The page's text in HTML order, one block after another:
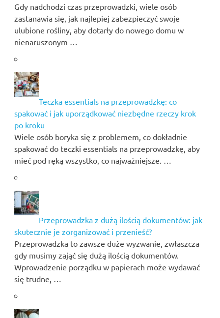
Gdy nadchodzi czas przeprowadzki, wiele osób
zastanawia się, jak najlepiej zabezpieczyć swoje
ulubione rośliny, aby dotarły do nowego domu w
nienaruszonym …
Teczka essentials na przeprowadzkę: co
spakować i jak uporządkować niezbędne rzeczy krok
po kroku
Wiele osób boryka się z problemem, co dokładnie
spakować do teczki essentials na przeprowadzkę, aby
mieć pod ręką wszystko, co najważniejsze. …
Przeprowadzka z dużą ilością dokumentów: jak
skutecznie je zorganizować i przenieść?
Przeprowadzka to zawsze duże wyzwanie, zwłaszcza
gdy musimy zająć się dużą ilością dokumentów.
Wprowadzenie porządku w papierach może wydawać
się trudne, …